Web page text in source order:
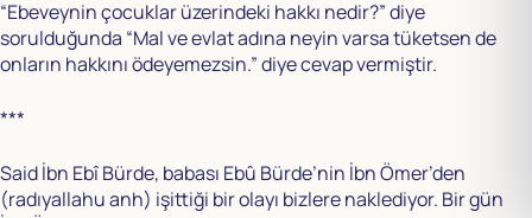
“Ebeveynin çocuklar üzerindeki hakkı nedir?” diye
sorulduğunda “Mal ve evlat adına neyin varsa tüketsen de
onların hakkını ödeyemezsin.” diye cevap vermiştir.
***
Said İbn Ebî Bürde, babası Ebû Bürde’nin İbn Ömer’den
(radıyallahu anh) işittiği bir olayı bizlere naklediyor. Bir gün